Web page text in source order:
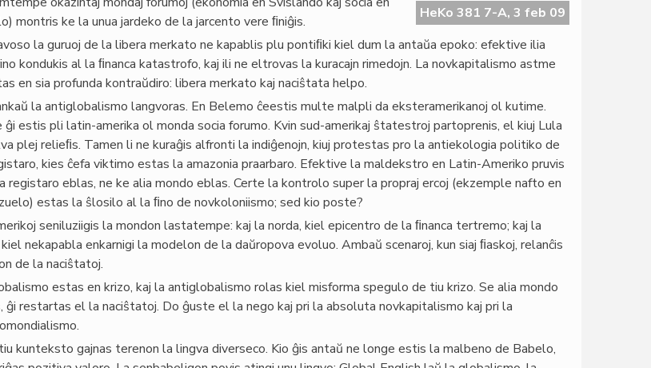
HeKo 381 7-A, 3 feb 09
montris ke la unua jardeko de la jarcento vere ﬁniĝis.
la guruoj de la libera merkato ne kapablis plu pontiﬁki kiel dum la antaŭa epoko: efektive ilia
kondukis al la ﬁnanca katastrofo, kaj ili ne eltrovas la kuracajn rimedojn. La novkapitalismo astme
en sia profunda kontraŭdiro: libera merkato kaj naciŝtata helpo.
la antiglobalismo langvoras. En Belemo ĉeestis multe malpli da eksteramerikanoj ol kutime.
ĝi estis pli latin-amerika ol monda socia forumo. Kvin sud-amerikaj ŝtatestroj partoprenis, el kiuj Lula
plej relieﬁs. Tamen li ne kuraĝis alfronti la indiĝenojn, kiuj protestas pro la antiekologia politiko de
kies ĉefa viktimo estas la amazonia praarbaro. Efektive la maldekstro en Latin-Ameriko pruvis
registaro eblas, ne ke alia mondo eblas. Certe la kontrolo super la propraj ercoj (ekzemple nafto en
estas la ŝlosilo al la ﬁno de novkoloniismo; sed kio poste?
seniluziigis la mondon lastatempe: kaj la norda, kiel epicentro de la ﬁnanca tertremo; kaj la
nekapabla enkarnigi la modelon de la daŭropova evoluo. Ambaŭ scenaroj, kun siaj ﬁaskoj, relanĉis
de la naciŝtatoj.
estas en krizo, kaj la antiglobalismo rolas kiel misforma spegulo de tiu krizo. Se alia mondo
ĝi restartas el la naciŝtatoj. Do ĝuste el la nego kaj pri la absoluta novkapitalismo kaj pri la
kunteksto gajnas terenon la lingva diverseco. Kio ĝis antaŭ ne longe estis la malbeno de Babelo,